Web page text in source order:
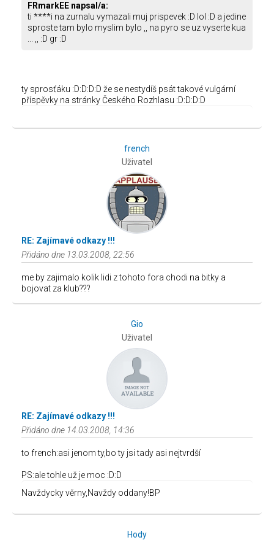
FRmarkEE napsal/a:
ti ****i na zurnalu vymazali muj prispevek :D lol :D a jedine
sproste tam bylo myslim bylo ,, na pyro se uz vyserte kua
... ,, :D gr :D
ty sprosťáku :D:D:D:D že se nestydíš psát takové vulgární
příspěvky na stránky Českého Rozhlasu :D:D:D:D
french
Uživatel
RE: Zajímavé odkazy !!!
Přidáno dne 13.03.2008, 22:56
me by zajimalo kolik lidi z tohoto fora chodi na bitky a
bojovat za klub???
Gio
Uživatel
RE: Zajímavé odkazy !!!
Přidáno dne 14.03.2008, 14:36
to french:asi jenom ty,bo ty jsi tady asi nejtvrdší
PS:ale tohle už je moc :D:D
Navždycky věrny,Navždy oddany!BP
Hody